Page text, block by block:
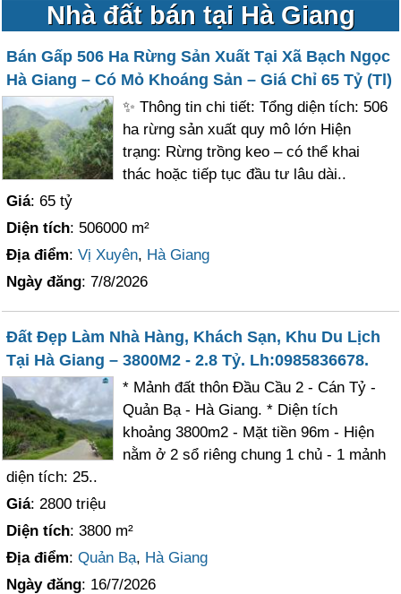
Nhà đất bán tại Hà Giang
Bán Gấp 506 Ha Rừng Sản Xuất Tại Xã Bạch Ngọc
Hà Giang – Có Mỏ Khoáng Sản – Giá Chỉ 65 Tỷ (Tl)
✨ Thông tin chi tiết: Tổng diện tích: 506
ha rừng sản xuất quy mô lớn Hiện
trạng: Rừng trồng keo – có thể khai
thác hoặc tiếp tục đầu tư lâu dài..
Giá: 65 tỷ
Diện tích: 506000 m²
Địa điểm:Vị Xuyên, Hà Giang
Ngày đăng: 7/8/2026
Đất Đẹp Làm Nhà Hàng, Khách Sạn, Khu Du Lịch
Tại Hà Giang – 3800M2 - 2.8 Tỷ. Lh:0985836678.
* Mảnh đất thôn Đầu Cầu 2 - Cán Tỷ -
Quản Bạ - Hà Giang. * Diện tích
khoảng 3800m2 - Mặt tiền 96m - Hiện
nằm ở 2 sổ riêng chung 1 chủ - 1 mảnh
diện tích: 25..
Giá: 2800 triệu
Diện tích: 3800 m²
Địa điểm:Quản Bạ, Hà Giang
Ngày đăng: 16/7/2026